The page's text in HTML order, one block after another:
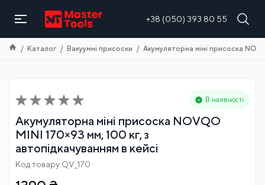
+38 (050) 393 80 55
Каталог Вакуумні присоски Акумуляторна міні присоска
В наявності
Акумуляторна міні присоска NOVQO
MINI 170×93 мм, 100 кг, з
автопідкачуванням в кейсі
Код товару:QV_170